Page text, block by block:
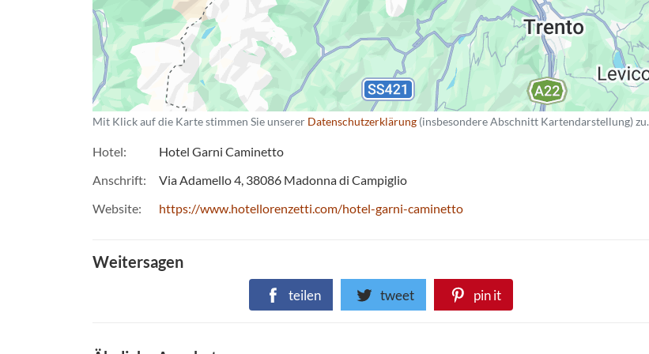
Mit Klick auf die Karte stimmen Sie unserer Datenschutzerklärung (insbesondere Abschnitt Kartendarstellung) zu.
Hotel
Hotel Garni Caminetto
Anschrift
Via Adamello 4 38086 Madonna di Campiglio
Website
https://www.hotellorenzetti.com/hotel-garni-caminetto
Weitersagen
teilen tweet pin it